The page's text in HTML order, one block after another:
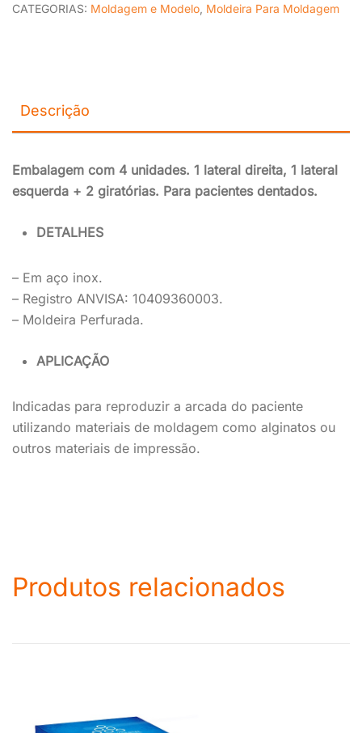
CATEGORIAS: Moldagem e Modelo Moldeira Para Moldagem
Descrição
Embalagem com 4 unidades. 1 lateral direita, 1 lateral
esquerda + 2 giratórias. Para pacientes dentados.
DETALHES
– Em aço inox.
– Registro ANVISA: 10409360003.
– Moldeira Perfurada.
APLICAÇÃO
Indicadas para reproduzir a arcada do paciente
utilizando materiais de moldagem como alginatos ou
outros materiais de impressão.
Produtos relacionados